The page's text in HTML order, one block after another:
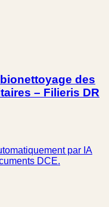
des
– Filieris DR
par IA
DCE.